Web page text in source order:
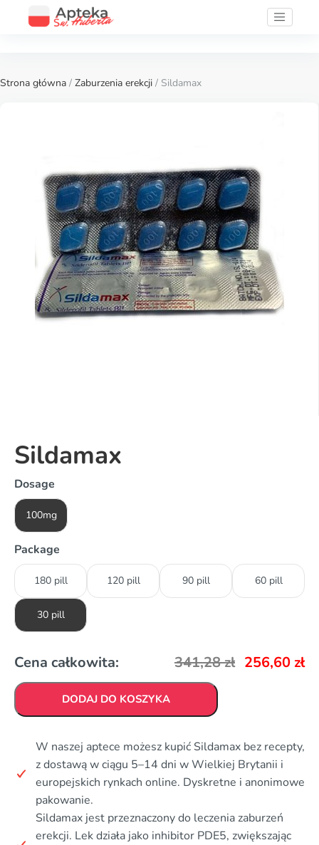
Strona główna / Zaburzenia erekcji / Sildamax
Sildamax
Dosage
100mg
Package
180 pill 120 pill 90 pill 60 pill
30 pill
Cena całkowita: 341,28zł 256,60 zł
DODAJ DO KOSZYKA
W naszej aptece możesz kupić Sildamax bez recepty,
z dostawą w ciągu 5–14 dni w Wielkiej Brytanii i
europejskich rynkach online. Dyskretne i anonimowe
pakowanie.
Sildamax jest przeznaczony do leczenia zaburzeń
erekcji. Lek działa jako inhibitor PDE5, zwiększając